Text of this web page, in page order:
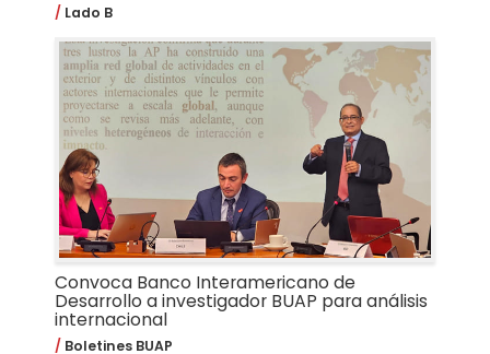
Lado B
Convoca Banco Interamericano de
Desarrollo a investigador BUAP para análisis
internacional
Boletines BUAP